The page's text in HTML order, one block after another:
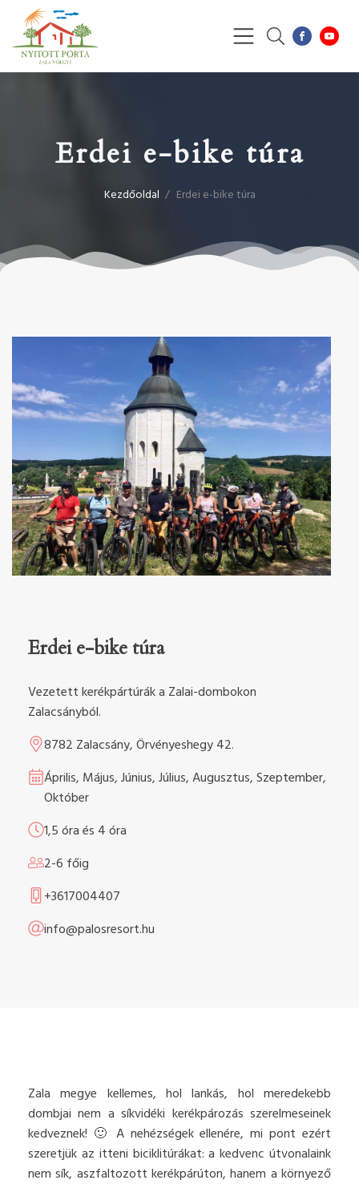
Erdei e-bike túra
Kezdőoldal / Erdei e-bike túra
Erdei e-bike túra
Vezetett kerékpártúrák a Zalai-dombokon
Zalacsányból.
8782 Zalacsány, Örvényeshegy 42.
Április, Május, Június, Július, Augusztus, Szeptember,
Október
1,5 óra és 4 óra
2-6 főig
+3617004407
info@palosresort.hu
Zala megye kellemes, hol lankás, hol meredekebb
dombjai nem a síkvidéki kerékpározás szerelmeseinek
kedveznek! 🙂 A nehézségek ellenére, mi pont ezért
szeretjük az itteni biciklitúrákat: a kedvenc útvonalaink
nem sík, aszfaltozott kerékpárúton, hanem a környező